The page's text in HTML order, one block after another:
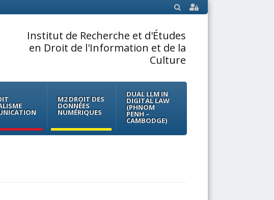
SEARCH
Institut de Recherche et d'Études
en Droit de l'Information et de la
Culture
M2 DROIT DES
DONNÉES
NUMÉRIQUES
DUAL LLM IN
DIGITAL LAW
(PHNOM
PENH –
CAMBODGE)